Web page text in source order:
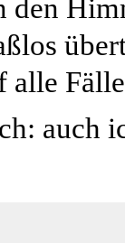
den
alle
auch